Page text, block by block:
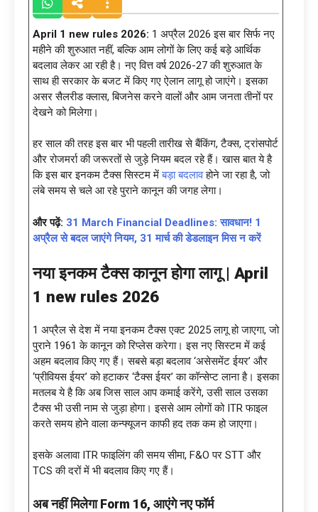
April 1 new rules 2026: 1 अप्रैल 2026 इस बार सिर्फ नए
महीने की शुरुआत नहीं, बल्कि आम लोगों के लिए कई बड़े आर्थिक
बदलाव लेकर आ रही है। नए वित्त वर्ष 2026-27 की शुरुआत के
साथ ही सरकार के बजट में किए गए ऐलान लागू हो जाएंगे। इसका
असर सैलरीड क्लास, बिजनेस करने वालों और आम जनता तीनों पर
देखने को मिलेगा।
हर साल की तरह इस बार भी पहली तारीख से बैंकिंग, टैक्स, ट्रांसपोर्ट
और रोजमर्रा की जरूरतों से जुड़े नियम बदल रहे हैं। खास बात ये है
कि इस बार इनकम टैक्स सिस्टम मेंबड़ा बदलावहोने जा रहा है, जो
लंबे समय से चले आ रहे पुराने कानून की जगह लेगा।
और पढ़ें: 31 March Financial Deadlines: सावधान! 1
अप्रैल से बदल जाएंगे नियम, 31 मार्च की डेडलाइन मिस न करें
नया इनकम टैक्स कानून होगा लागू | April
1 new rules 2026
1 अप्रैल से देश में नया इनकम टैक्स एक्ट 2025 लागू हो जाएगा, जो
पुराने 1961 के कानून को रिप्लेस करेगा। इस नए सिस्टम में कई
अहम बदलाव किए गए हैं। सबसे बड़ा बदलाव ‘असेसमेंट ईयर’ और
‘प्रीवियस ईयर’ को हटाकर ‘टैक्स ईयर’ का कॉन्सेप्ट लाना है। इसका
मतलब ये है कि अब जिस साल आप कमाई करेंगे, उसी साल उसका
टैक्स भी उसी नाम से जुड़ा होगा। इससे आम लोगों को ITR फाइल
करते समय होने वाला कन्फ्यूजन काफी हद तक कम हो जाएगा।
इसके अलावा ITR फाइलिंग की समय सीमा, F&O पर STT और
TCS की दरों में भी बदलाव किए गए हैं।
अब नहीं मिलेगा Form 16, आएंगे नए फॉर्म